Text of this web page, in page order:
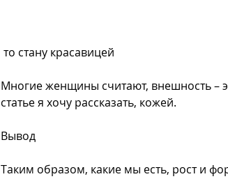
то стану красавицей
Многие женщины считают, внешность –
статье я хочу рассказать, кожей.
Вывод
Таким образом, какие мы есть, рост и